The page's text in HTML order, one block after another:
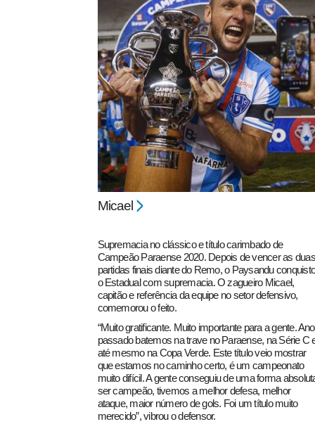
pecbol.com
Micael
Supremacia no clássico e título carimbado de
Campeão Paraense 2020. Depois de vencer as duas
partidas finais diante do Remo, o Paysandu
o Estadual com supremacia. O zagueiro Micael,
capitão e referência da equipe no setor defensivo,
comemorou o feito.
“Muito gratificante. Muito importante para a gente. Ano
passado batemos na trave no Paraense, na Série C
até mesmo na Copa Verde. Este título veio mostrar
que estamos no caminho certo, é um campeonato
muito difícil. A gente conseguiu de uma forma
ser campeão, tivemos a melhor defesa, melhor
ataque, maior número de gols. Foi um título muito
merecido”, vibrou o defensor.